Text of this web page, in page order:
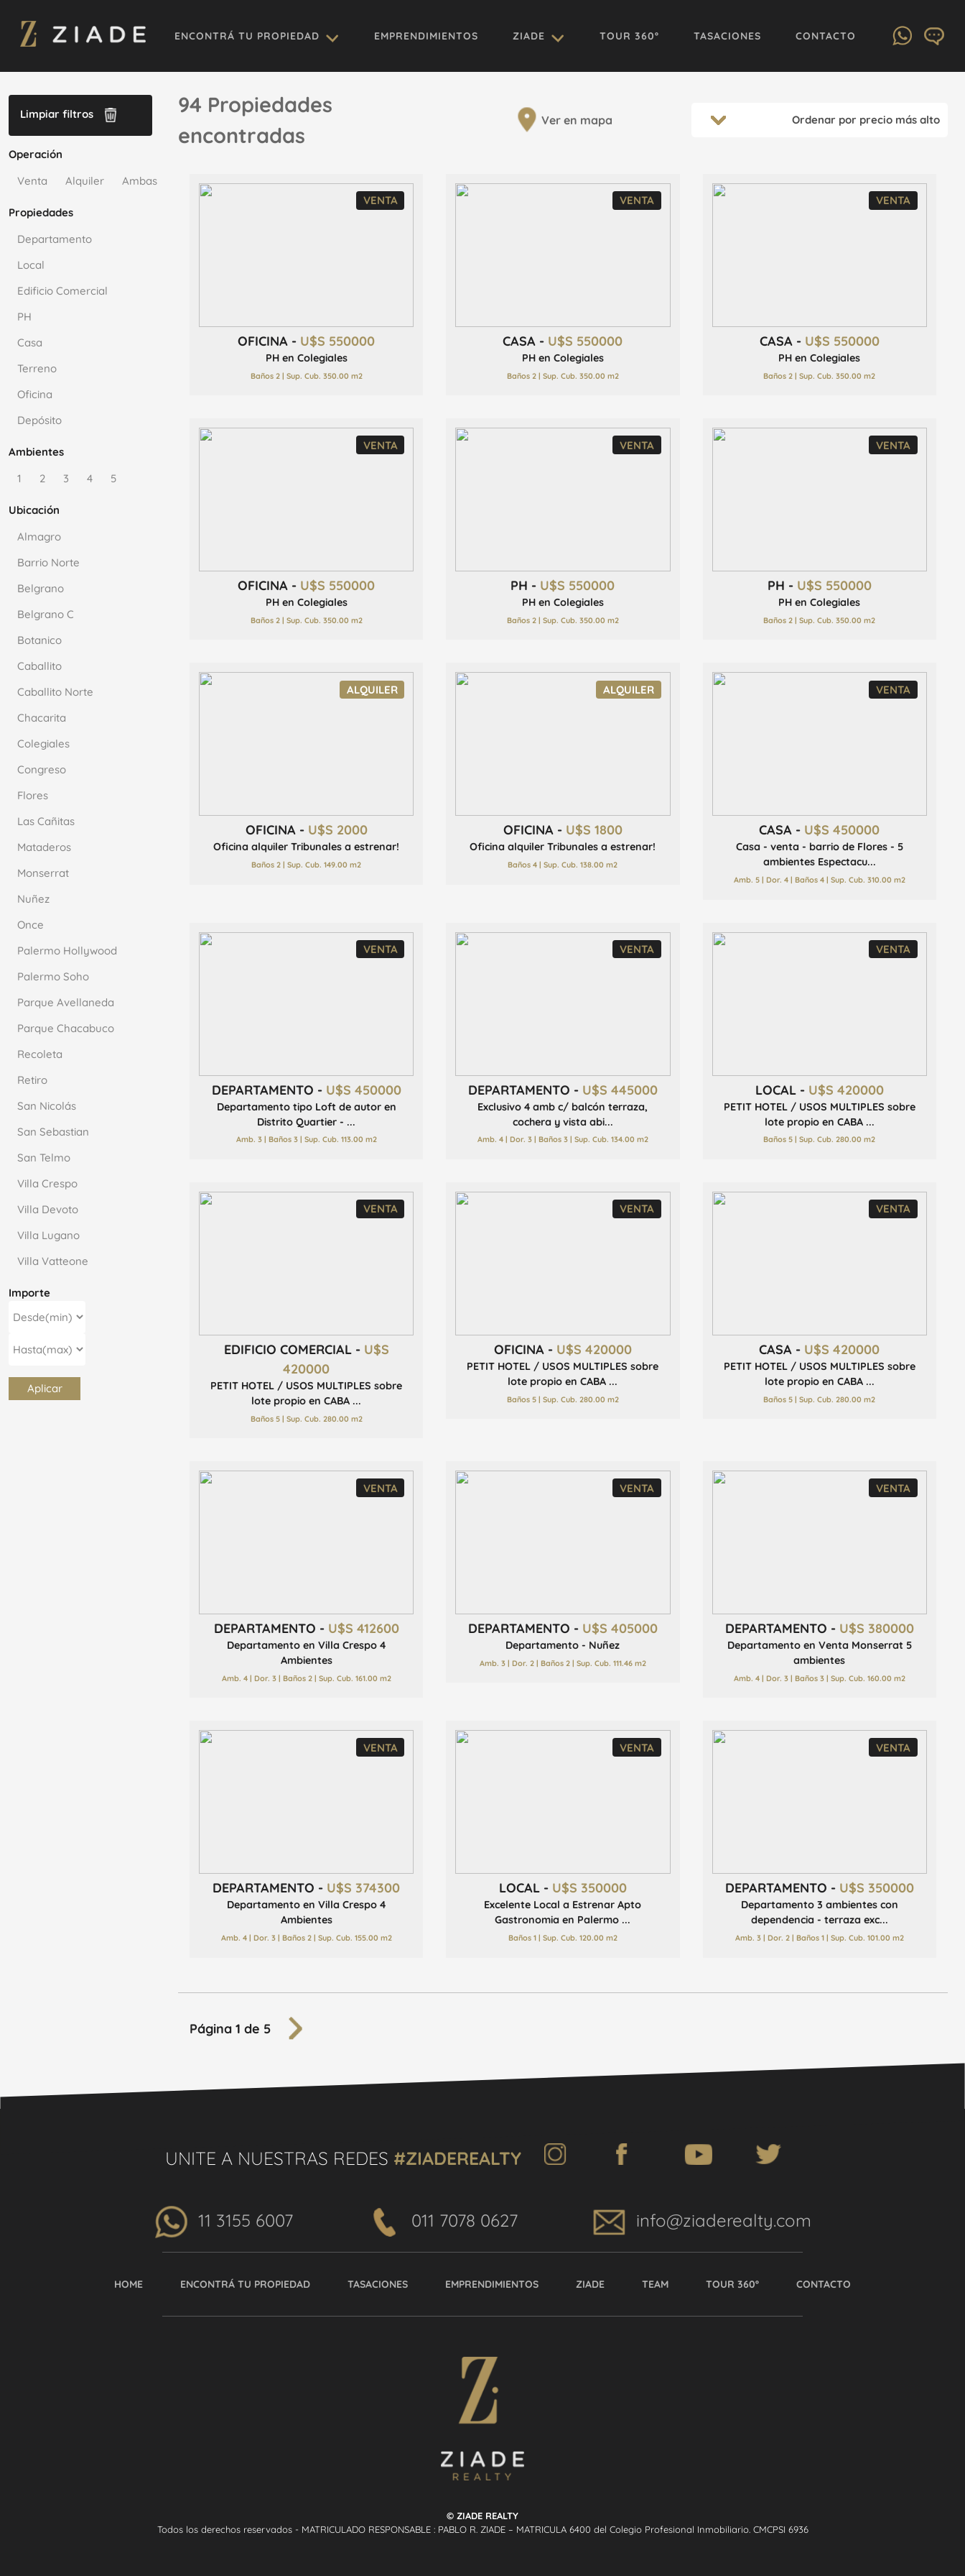
ENCONTRÁ TU PROPIEDAD EMPRENDIMIENTOS ZIADE TOUR 360º TASACIONES CONTACTO
Limpiar filtros
Operación
Venta
Alquiler Ambas
Propiedades
Departamento
Local
Edificio Comercial
PH
Casa
Terreno
Oficina
Depósito
Ambientes
1
2 3 4 5
Ubicación
Almagro
Barrio Norte
Belgrano
Belgrano C
Botanico
Caballito
Caballito Norte
Chacarita
Colegiales
Congreso
Flores
Las Cañitas
Mataderos
Monserrat
Nuñez
Once
Palermo Hollywood
Palermo Soho
Parque Avellaneda
Parque Chacabuco
Recoleta
Retiro
San Nicolás
San Sebastian
San Telmo
Villa Crespo
Villa Devoto
Villa Lugano
Villa Vatteone
Importe
Aplicar
94 Propiedades
encontradas
Ver en mapa
VENTA
OFICINA - U$S 550000
PH en Colegiales
Baños 2 | Sup. Cub. 350.00 m2
VENTA
CASA - U$S 550000
PH en Colegiales
Baños 2 | Sup. Cub. 350.00 m2
VENTA
CASA - U$S 550000
PH en Colegiales
Baños 2 | Sup. Cub. 350.00 m2
VENTA
OFICINA - U$S 550000
PH en Colegiales
Baños 2 | Sup. Cub. 350.00 m2
VENTA
PH - U$S 550000
PH en Colegiales
Baños 2 | Sup. Cub. 350.00 m2
VENTA
PH - U$S 550000
PH en Colegiales
Baños 2 | Sup. Cub. 350.00 m2
ALQUILER
OFICINA - U$S 2000
Oficina alquiler Tribunales a estrenar!
Baños 2 | Sup. Cub. 149.00 m2
ALQUILER
OFICINA - U$S 1800
Oficina alquiler Tribunales a estrenar!
Baños 4 | Sup. Cub. 138.00 m2
VENTA
CASA - U$S 450000
Casa - venta - barrio de Flores - 5
ambientes Espectacu...
Amb. 5 | Dor. 4 | Baños 4 | Sup. Cub. 310.00 m2
VENTA
DEPARTAMENTO - U$S 450000
Departamento tipo Loft de autor en
Distrito Quartier - ...
Amb. 3 | Baños 3 | Sup. Cub. 113.00 m2
VENTA
DEPARTAMENTO - U$S 445000
Exclusivo 4 amb c/ balcón terraza,
cochera y vista abi...
Amb. 4 | Dor. 3 | Baños 3 | Sup. Cub. 134.00 m2
VENTA
LOCAL - U$S 420000
PETIT HOTEL / USOS MULTIPLES sobre
lote propio en CABA ...
Baños 5 | Sup. Cub. 280.00 m2
VENTA
EDIFICIO COMERCIAL - U$S
420000
PETIT HOTEL / USOS MULTIPLES sobre
lote propio en CABA ...
Baños 5 | Sup. Cub. 280.00 m2
VENTA
OFICINA - U$S 420000
PETIT HOTEL / USOS MULTIPLES sobre
lote propio en CABA ...
Baños 5 | Sup. Cub. 280.00 m2
VENTA
CASA - U$S 420000
PETIT HOTEL / USOS MULTIPLES sobre
lote propio en CABA ...
Baños 5 | Sup. Cub. 280.00 m2
VENTA
DEPARTAMENTO - U$S 412600
Departamento en Villa Crespo 4
Ambientes
Amb. 4 | Dor. 3 | Baños 2 | Sup. Cub. 161.00 m2
VENTA
DEPARTAMENTO - U$S 405000
Departamento - Nuñez
Amb. 3 | Dor. 2 | Baños 2 | Sup. Cub. 111.46 m2
VENTA
DEPARTAMENTO - U$S 380000
Departamento en Venta Monserrat 5
ambientes
Amb. 4 | Dor. 3 | Baños 3 | Sup. Cub. 160.00 m2
VENTA
DEPARTAMENTO - U$S 374300
Departamento en Villa Crespo 4
Ambientes
Amb. 4 | Dor. 3 | Baños 2 | Sup. Cub. 155.00 m2
VENTA
LOCAL - U$S 350000
Excelente Local a Estrenar Apto
Gastronomia en Palermo ...
Baños 1 | Sup. Cub. 120.00 m2
VENTA
DEPARTAMENTO - U$S 350000
Departamento 3 ambientes con
dependencia - terraza exc...
Amb. 3 | Dor. 2 | Baños 1 | Sup. Cub. 101.00 m2
Página 1 de 5
UNITE A NUESTRAS REDES #ZIADEREALTY
11 3155 6007 011 7078 0627 info@ziaderealty.com
HOME ENCONTRÁ TU PROPIEDAD TASACIONES EMPRENDIMIENTOS ZIADE TEAM TOUR 360º CONTACTO
© ZIADE REALTY
Todos los derechos reservados - MATRICULADO RESPONSABLE : PABLO R. ZIADE – MATRICULA 6400 del Colegio Profesional Inmobiliario. CMCPSI 6936